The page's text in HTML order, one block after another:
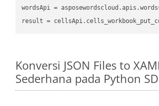
wordsApi =
result =
Konversi JSON Files to
Sederhana pada Python